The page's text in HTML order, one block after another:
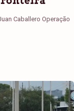
Caballero Operação